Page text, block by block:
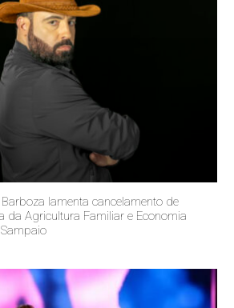
lamenta cancelamento de
da Agricultura Familiar e Economia